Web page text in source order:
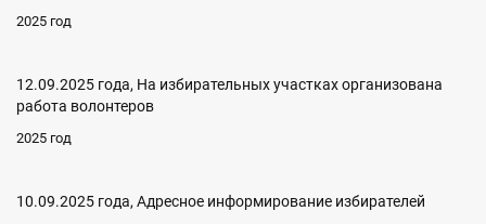
2025 год
12.09.2025 года, На избирательных участках организована
работа волонтеров
2025 год
10.09.2025 года, Адресное информирование избирателей